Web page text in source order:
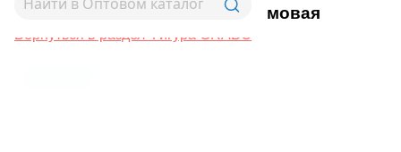
1207-6494Г ФИГУРА Елка кремовая
Вернуться в раздел Фигура GRABO